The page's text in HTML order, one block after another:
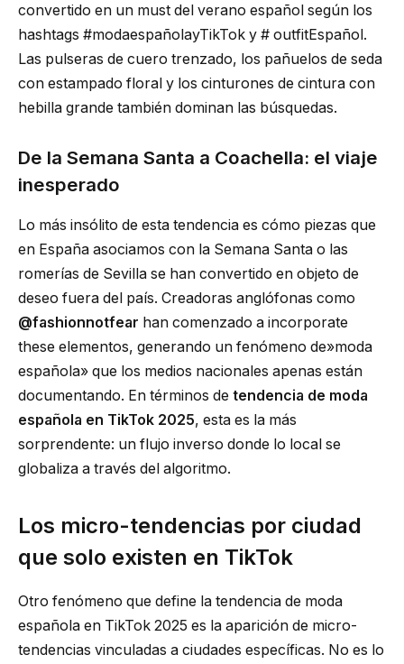
convertido en un must del verano español según los
hashtags #modaespañolayTikTok y # outfitEspañol.
Las pulseras de cuero trenzado, los pañuelos de seda
con estampado floral y los cinturones de cintura con
hebilla grande también dominan las búsquedas.
De la Semana Santa a Coachella: el viaje
inesperado
Lo más insólito de esta tendencia es cómo piezas que
en España asociamos con la Semana Santa o las
romerías de Sevilla se han convertido en objeto de
deseo fuera del país. Creadoras anglófonas como
@fashionnotfear han comenzado a incorporate
these elementos, generando un fenómeno de»moda
española» que los medios nacionales apenas están
documentando. En términos de tendencia de moda
española en TikTok 2025, esta es la más
sorprendente: un flujo inverso donde lo local se
globaliza a través del algoritmo.
Los micro-tendencias por ciudad
que solo existen en TikTok
Otro fenómeno que define la tendencia de moda
española en TikTok 2025 es la aparición de micro-
tendencias vinculadas a ciudades específicas. No es lo